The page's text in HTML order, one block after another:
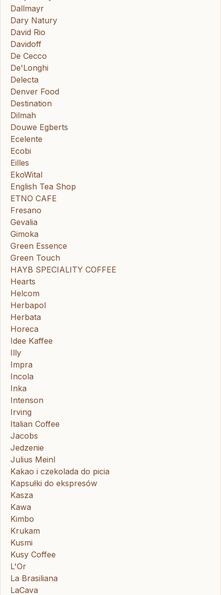
Dallmayr
Dary Natury
David Rio
Davidoff
De Cecco
De'Longhi
Delecta
Denver Food
Destination
Dilmah
Douwe Egberts
Ecelente
Ecobi
Eilles
EkoWital
English Tea Shop
ETNO CAFE
Fresano
Gevalia
Gimoka
Green Essence
Green Touch
HAYB SPECIALITY COFFEE
Hearts
Helcom
Herbapol
Herbata
Horeca
Idee Kaffee
Illy
Impra
Incola
Inka
Intenson
Irving
Italian Coffee
Jacobs
Jedzenie
Julius Meinl
Kakao i czekolada do picia
Kapsułki do ekspresów
Kasza
Kawa
Kimbo
Krukam
Kusmi
Kusy Coffee
L'Or
La Brasiliana
LaCava